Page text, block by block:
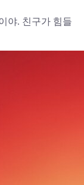
야. 친구가 힘들